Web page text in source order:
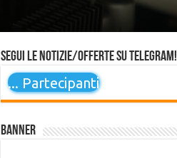
Segui le notizie/offerte su Telegram!
... Partecipanti
Banner